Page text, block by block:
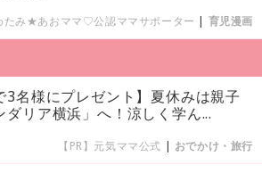
たみ★あおママ♡公認ママサポーター | 育児漫画
3名様にプレゼント】夏休みは親子
ダリア横浜」へ！涼しく学ん...
【PR】元気ママ公式 | おでかけ・旅行